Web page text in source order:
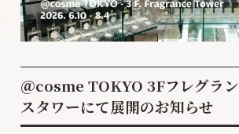
＠cosme TOKYO 3Fフレグラン
スタワーにて展開のお知らせ